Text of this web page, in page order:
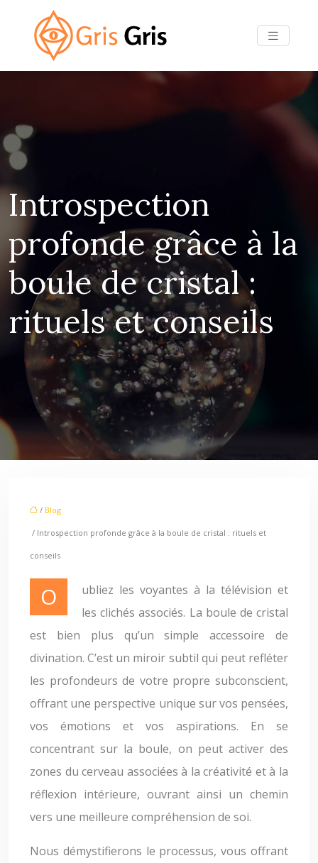
Introspection
profonde grâce à la
boule de cristal :
rituels et conseils
/ Blog
/ Introspection profonde grâce à la boule de cristal : rituels et
conseils
Oubliez les voyantes à la télévision et
les clichés associés. La boule de cristal
est bien plus qu’un simple accessoire de
divination. C’est un miroir subtil qui peut refléter
les profondeurs de votre propre subconscient,
offrant une perspective unique sur vos pensées,
vos émotions et vos aspirations. En se
concentrant sur la boule, on peut activer des
zones du cerveau associées à la créativité et à la
réflexion intérieure, ouvrant ainsi un chemin
vers une meilleure compréhension de soi.
Nous démystifierons le processus, vous offrant